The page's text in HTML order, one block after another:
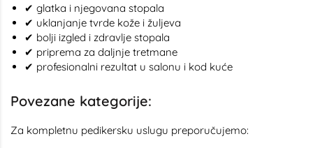
✔ glatka i njegovana stopala
✔ uklanjanje tvrde kože i žuljeva
✔ bolji izgled i zdravlje stopala
✔ priprema za daljnje tretmane
✔ profesionalni rezultat u salonu i kod kuće
Povezane kategorije:
Za kompletnu pedikersku uslugu preporučujemo: